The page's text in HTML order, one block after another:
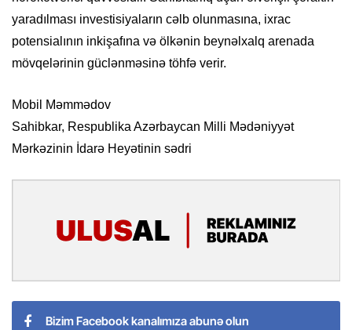
yaradılması investisiyaların cəlb olunmasına, ixrac
potensialının inkişafına və ölkənin beynəlxalq arenada
mövqelərinin güclənməsinə töhfə verir.
Mobil Məmmədov
Sahibkar, Respublika Azərbaycan Milli Mədəniyyət
Mərkəzinin İdarə Heyətinin sədri
Bizim Facebook kanalımıza abunə olun